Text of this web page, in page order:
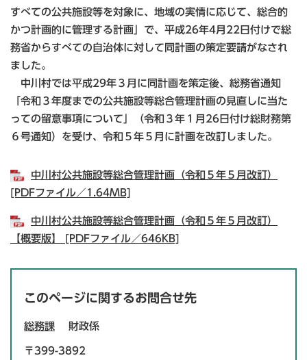
すべての公共施設等を対象に、地域の実情に応じて、総合的
かつ計画的に管理する計画」で、平成26年4月22日付けで総
務省からすべての自治体に対して同計画の策定要請がなされ
ました。
中川村では平成29年３月に同計画を策定後、総務省通知
「令和３年度までの公共施設等総合管理計画の見直しに当た
っての留意事項について」（令和３年１月26日付け総財務第
６号通知）を受け、令和５年５月に計画を改訂しました。
中川村公共施設等総合管理計画（令和５年５月改訂）
[PDFファイル／1.64MB]
中川村公共施設等総合管理計画（令和５年５月改訂）
【概要版】 [PDFファイル／646KB]
このページに関するお問合せ先
総務課 財政係
〒399-3892